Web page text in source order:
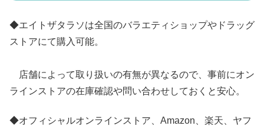
◆エイトザタラソは全国のバラエティショップやドラッグ
ストアにて購入可能。
店舗によって取り扱いの有無が異なるので、事前にオン
ラインストアの在庫確認や問い合わせしておくと安心。
◆オフィシャルオンラインストア、Amazon、楽天、ヤフ